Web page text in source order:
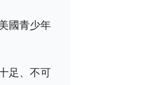
國青少年
足、不可